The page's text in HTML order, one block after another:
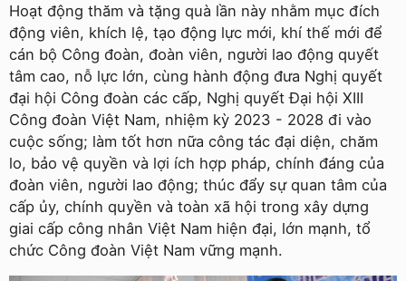
Hoạt động thăm và tặng quà lần này nhằm mục đích
động viên, khích lệ, tạo động lực mới, khí thế mới để
cán bộ Công đoàn, đoàn viên, người lao động quyết
tâm cao, nỗ lực lớn, cùng hành động đưa Nghị quyết
đại hội Công đoàn các cấp, Nghị quyết Đại hội XIII
Công đoàn Việt Nam, nhiệm kỳ 2023 - 2028 đi vào
cuộc sống; làm tốt hơn nữa công tác đại diện, chăm
lo, bảo vệ quyền và lợi ích hợp pháp, chính đáng của
đoàn viên, người lao động; thúc đẩy sự quan tâm của
cấp ủy, chính quyền và toàn xã hội trong xây dựng
giai cấp công nhân Việt Nam hiện đại, lớn mạnh, tổ
chức Công đoàn Việt Nam vững mạnh.